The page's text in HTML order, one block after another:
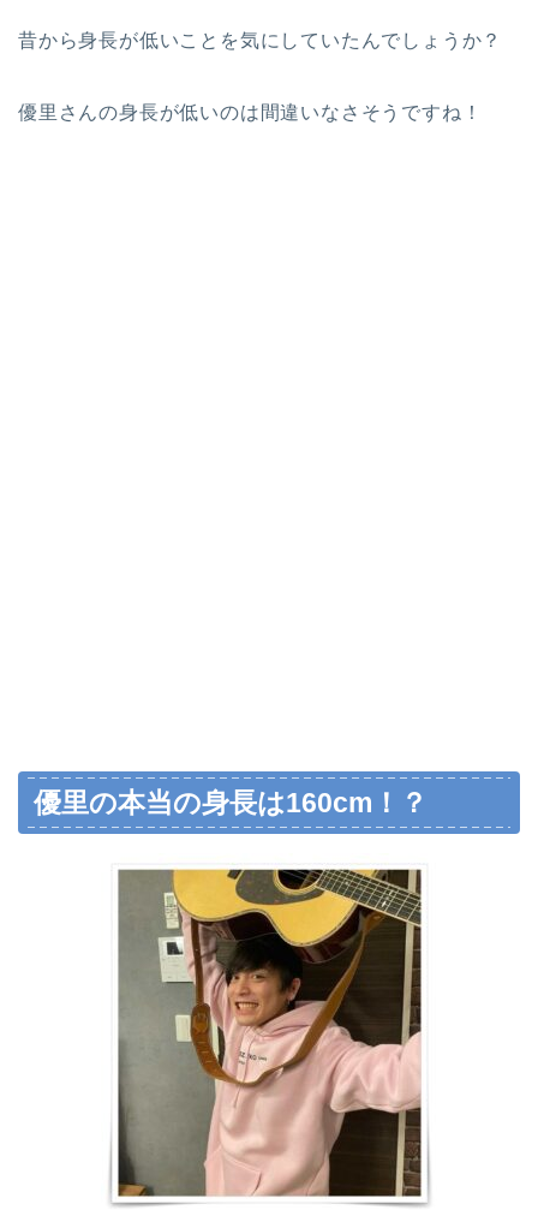
昔から身長が低いことを気にしていたんでしょうか？
優里さんの身長が低いのは間違いなさそうですね！
優里の本当の身長は160cm！？